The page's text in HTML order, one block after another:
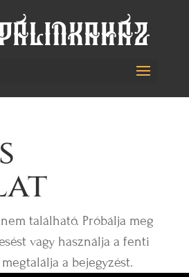
található. Próbálja meg
vagy használja a fenti
a bejegyzést.